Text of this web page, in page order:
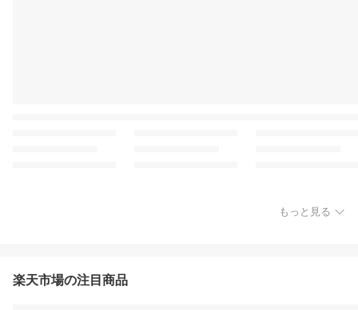
もっと見る
楽天市場の注目商品